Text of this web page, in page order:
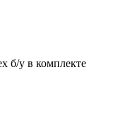
б/у в комплекте